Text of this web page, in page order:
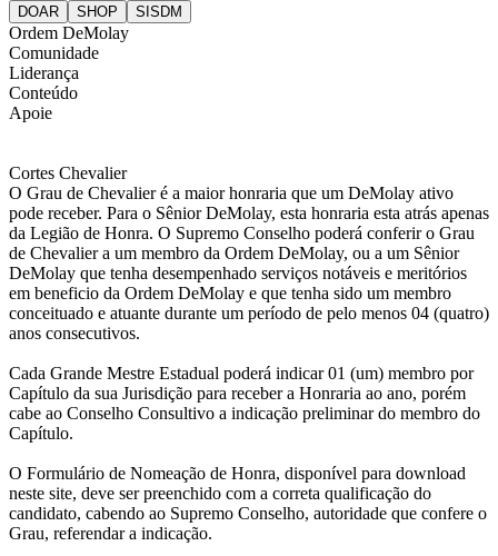
Ordem DeMolay
Comunidade
Liderança
Conteúdo
Apoie
Cortes Chevalier
O Grau de Chevalier é a maior honraria que um DeMolay ativo
pode receber. Para o Sênior DeMolay, esta honraria esta atrás apenas
da Legião de Honra. O Supremo Conselho poderá conferir o Grau
de Chevalier a um membro da Ordem DeMolay, ou a um Sênior
DeMolay que tenha desempenhado serviços notáveis e meritórios
em beneficio da Ordem DeMolay e que tenha sido um membro
conceituado e atuante durante um período de pelo menos 04 (quatro)
anos consecutivos.
Cada Grande Mestre Estadual poderá indicar 01 (um) membro por
Capítulo da sua Jurisdição para receber a Honraria ao ano, porém
cabe ao Conselho Consultivo a indicação preliminar do membro do
Capítulo.
O Formulário de Nomeação de Honra, disponível para download
neste site, deve ser preenchido com a correta qualificação do
candidato, cabendo ao Supremo Conselho, autoridade que confere o
Grau, referendar a indicação.